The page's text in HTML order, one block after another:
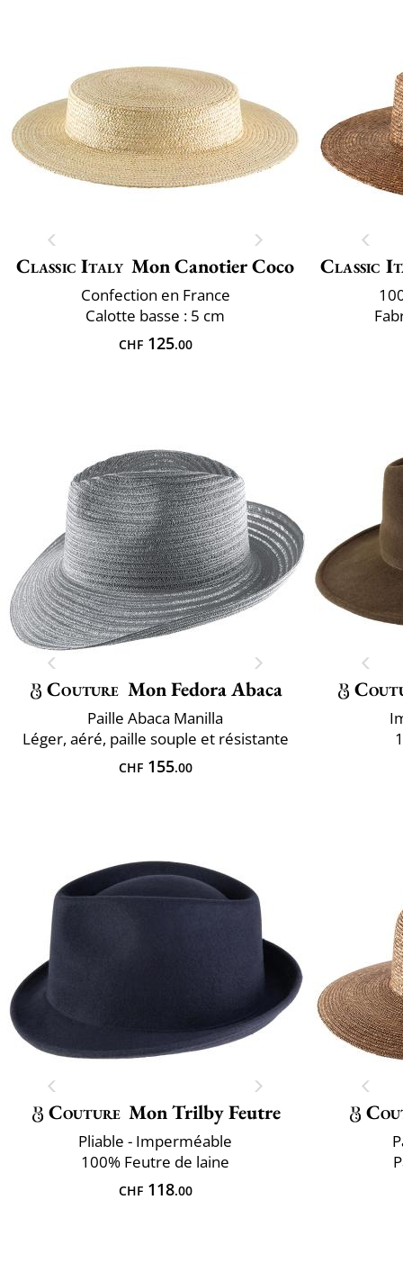
Classic Italy Mon Canotier Coco
Confection en France
Calotte basse : 5 cm
CHF125.00
Classic
Couture Mon Fedora Abaca
Paille Abaca Manilla
Léger, aéré, paille souple et résistante
CHF155.00
Couture Mon Trilby Feutre
Pliable - Imperméable
100% Feutre de laine
CHF118.00